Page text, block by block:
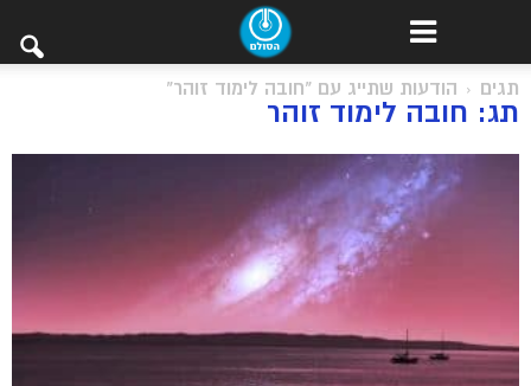
תגים הודעות שתייג עם "חובה לימוד זוהר"
תג: חובה לימוד זוהר